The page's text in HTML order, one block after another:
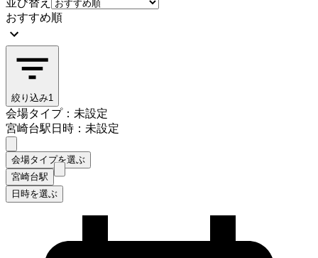
おすすめ順
絞り込み1
会場タイプ：未設定
宮崎台駅日時：未設定
会場タイプを選ぶ
宮崎台駅
日時を選ぶ